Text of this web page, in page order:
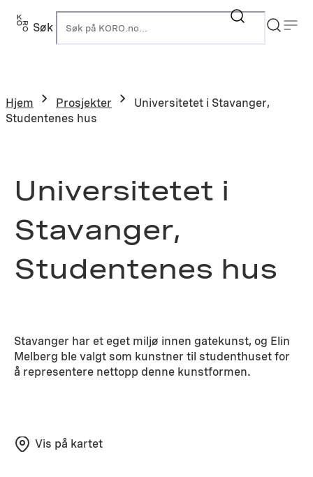
Hopp
Søk
Hjem Prosjekter
Universitetet i Stavanger,
Studentenes hus
Universitetet i
Stavanger,
Studentenes hus
Stavanger har et eget miljø innen gatekunst, og Elin
Melberg ble valgt som kunstner til studenthuset for
å representere nettopp denne kunstformen.
Vis på kartet